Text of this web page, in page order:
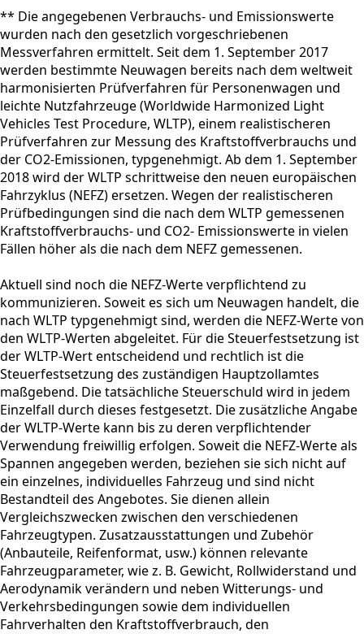
** Die angegebenen Verbrauchs- und Emissionswerte
wurden nach den gesetzlich vorgeschriebenen
Messverfahren ermittelt. Seit dem 1. September 2017
werden bestimmte Neuwagen bereits nach dem weltweit
harmonisierten Prüfverfahren für Personenwagen und
leichte Nutzfahrzeuge (Worldwide Harmonized Light
Vehicles Test Procedure, WLTP), einem realistischeren
Prüfverfahren zur Messung des Kraftstoffverbrauchs und
der CO2-Emissionen, typgenehmigt. Ab dem 1. September
2018 wird der WLTP schrittweise den neuen europäischen
Fahrzyklus (NEFZ) ersetzen. Wegen der realistischeren
Prüfbedingungen sind die nach dem WLTP gemessenen
Kraftstoffverbrauchs- und CO2- Emissionswerte in vielen
Fällen höher als die nach dem NEFZ gemessenen.
Aktuell sind noch die NEFZ-Werte verpflichtend zu
kommunizieren. Soweit es sich um Neuwagen handelt, die
nach WLTP typgenehmigt sind, werden die NEFZ-Werte von
den WLTP-Werten abgeleitet. Für die Steuerfestsetzung ist
der WLTP-Wert entscheidend und rechtlich ist die
Steuerfestsetzung des zuständigen Hauptzollamtes
maßgebend. Die tatsächliche Steuerschuld wird in jedem
Einzelfall durch dieses festgesetzt. Die zusätzliche Angabe
der WLTP-Werte kann bis zu deren verpflichtender
Verwendung freiwillig erfolgen. Soweit die NEFZ-Werte als
Spannen angegeben werden, beziehen sie sich nicht auf
ein einzelnes, individuelles Fahrzeug und sind nicht
Bestandteil des Angebotes. Sie dienen allein
Vergleichszwecken zwischen den verschiedenen
Fahrzeugtypen. Zusatzausstattungen und Zubehör
(Anbauteile, Reifenformat, usw.) können relevante
Fahrzeugparameter, wie z. B. Gewicht, Rollwiderstand und
Aerodynamik verändern und neben Witterungs- und
Verkehrsbedingungen sowie dem individuellen
Fahrverhalten den Kraftstoffverbrauch, den